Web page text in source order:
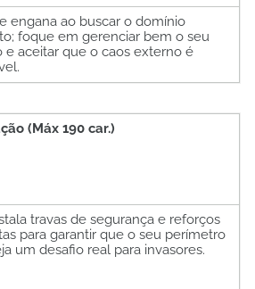
engana ao buscar o domínio
foque em gerenciar bem o seu
e aceitar que o caos externo é
(Máx 190 car.)
travas de segurança e reforços
para garantir que o seu perímetro
um desafio real para invasores.